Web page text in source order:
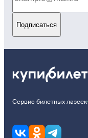
Подписаться
Сервис билетных лазеек